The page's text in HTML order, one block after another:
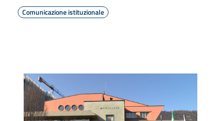
Comunicazione istituzionale